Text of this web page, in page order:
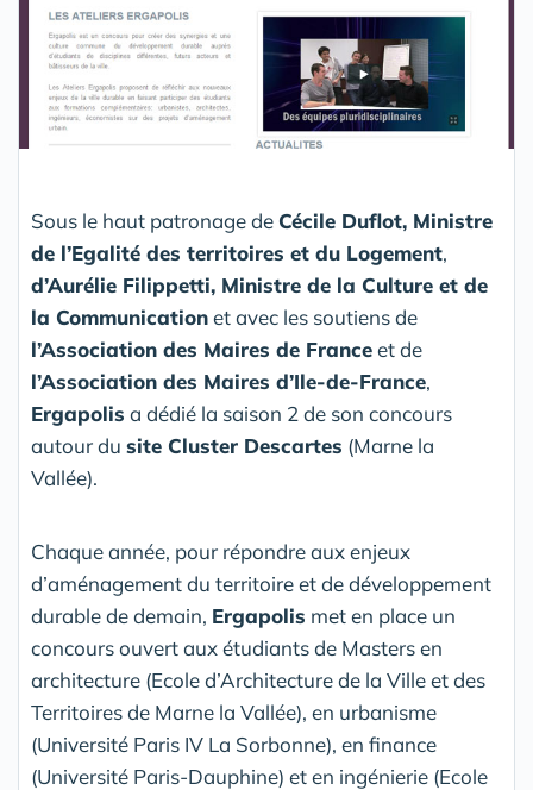
Sous le haut patronage de Cécile Duflot, Ministre
de l’Egalité des territoires et du Logement,
d’Aurélie Filippetti, Ministre de la Culture et de
la Communicationet avec les soutiens de
l’Association des Maires de Franceet de
l’Association des Maires d’Ile-de-France,
Ergapolis a dédié la saison 2 de son concours
autour du site Cluster Descartes (Marne la
Vallée).
Chaque année, pour répondre aux enjeux
d’aménagement du territoire et de développement
durable de demain, Ergapolis met en place un
concours ouvert aux étudiants de Masters en
architecture (Ecole d’Architecture de la Ville et des
Territoires de Marne la Vallée), en urbanisme
(Université Paris IV La Sorbonne), en finance
(Université Paris-Dauphine) et en ingénierie (Ecole